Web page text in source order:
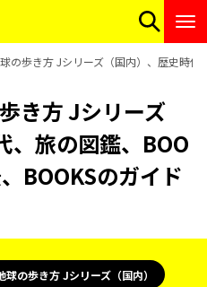
の歩き方 Jシリーズ（国内）、歴史時
き方 Jシリーズ
、旅の図鑑、BOO
BOOKSのガイド
球の歩き方 Jシリーズ（国内）